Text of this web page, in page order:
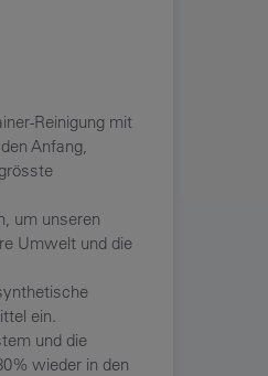
Reinigung mit
Anfang,
um unseren
Umwelt und die
ein.
und die
wieder in den